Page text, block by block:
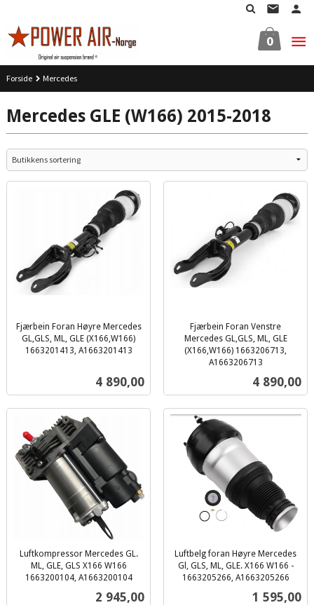
innholdet
0
Forside Mercedes
Mercedes GLE (W166) 2015-2018
Fjærbein Foran Høyre Mercedes
GL,GLS, ML, GLE (X166,W166)
1663201413, A1663201413
Pris
4 890,00
Fjærbein Foran Venstre
Mercedes GL,GLS, ML, GLE
(X166,W166) 1663206713,
A1663206713
Pris
4 890,00
Luftkompressor Mercedes GL.
ML, GLE, GLS X166 W166
1663200104, A1663200104
Pris
2 945,00
Luftbelg foran Høyre Mercedes
Gl, GLS, ML, GLE. X166 W166 -
1663205266, A1663205266
Pris
1 595,00